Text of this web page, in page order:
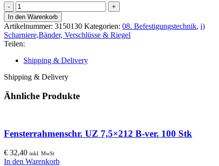
Holzschraubkloben
gelb
verzinkt
125mm,
13mm-
Dorn
Menge
In den Warenkorb
Artikelnummer: 3150130 Kategorien: 08. Befestigungstechnik, i)
Scharniere,Bänder, Verschlüsse & Riegel
Teilen:
Shipping & Delivery
Shipping & Delivery
Ähnliche Produkte
Fensterrahmenschr. UZ 7,5×212 B-ver. 100 Stk
€ 32,40 inkl. MwSt
In den Warenkorb